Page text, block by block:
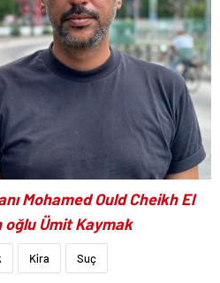
Mohamed Ould Cheikh El
oğlu Ümit Kaymak
Kira Suç